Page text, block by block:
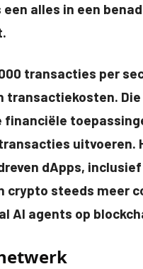
alles in een
transacties per
transactiekosten.
uitvoeren.
dApps, inclusief
crypto steeds meer
AI agents op